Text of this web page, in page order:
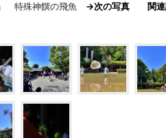
」 特殊神饌の飛魚 →次の写真 関